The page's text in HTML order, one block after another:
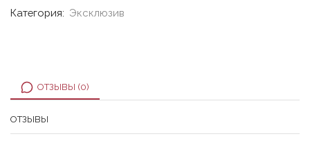
Категория: Эксклюзив
ОТЗЫВЫ (0)
ОТЗЫВЫ